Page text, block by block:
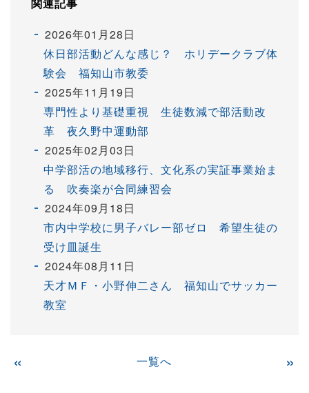
2026年01月28日
休日部活動どんな感じ？ ホリデークラブ体
験会 福知山市教委
2025年11月19日
専門性より基礎重視 生徒数減で部活動改
革 夜久野中運動部
2025年02月03日
中学部活の地域移行、文化系の実証事業始ま
る 吹奏楽が合同練習会
2024年09月18日
市内中学校に男子バレー部ゼロ 希望生徒の
受け皿誕生
2024年08月11日
天才ＭＦ・小野伸二さん 福知山でサッカー
教室
« 一覧へ